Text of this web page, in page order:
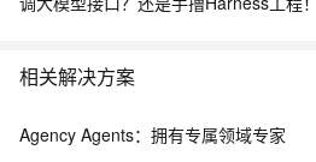
相关解决方案
Agency Agents：拥有专属领域专家